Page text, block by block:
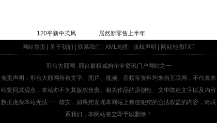
120平新中式风
居然新零售上半年
网站首页
关于我们 联系我们 XML地图 版权声明 网站地图TXT
邢台大邢网 -邢台最权威的企业资讯门户网站之一
免责声明：邢台大邢网所有文字、图片、视频、音频等资料均来自互联网，不代表本
站赞同其观点，本站亦不为其版权负责。相关作品的原创性、文中陈述文字以及内容
数据庞杂本站无法一一核实，如果您发现本网站上有侵犯您的合法权益的内容，请联
系我们，本网站将立即予以删除！